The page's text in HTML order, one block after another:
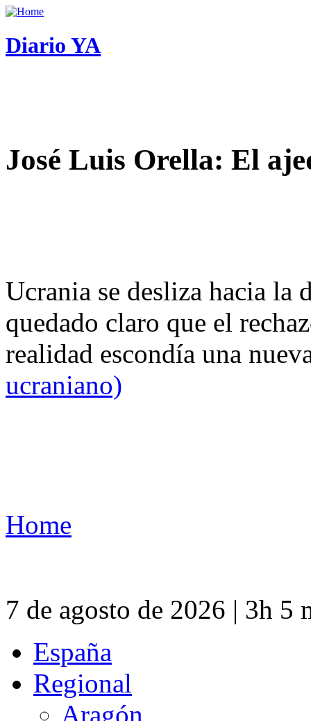
Diario YA
José Luis Orella: El
Ucrania se desliza hacia
quedado claro que el
realidad escondía una
ucraniano)
Home
7 de agosto de 2026 | 3h 5
España
Regional
Aragón